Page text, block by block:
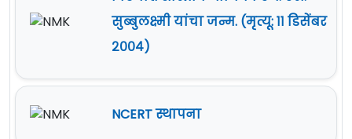
सुब्बुलक्ष्मी यांचा जन्म. (मृत्यू: ११ डिसेंबर
२००४)
NCERT स्थापना